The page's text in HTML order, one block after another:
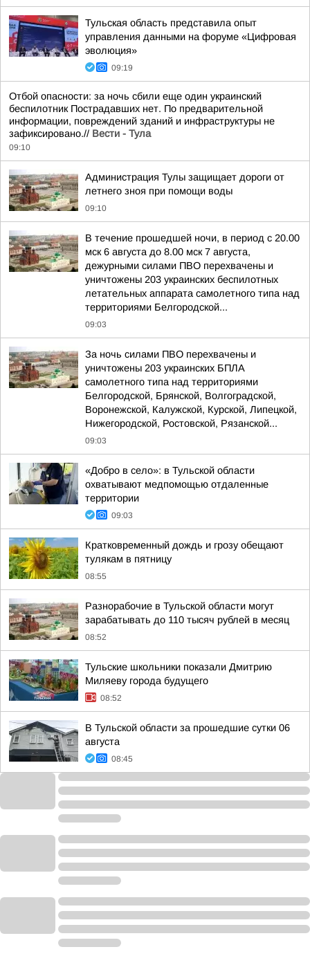
Тульская область представила опыт
управления данными на форуме «Цифровая
эволюция»
09:19
Отбой опасности: за ночь сбили еще один украинский
беспилотник Пострадавших нет. По предварительной
информации, повреждений зданий и инфраструктуры не
зафиксировано.// Вести - Тула
09:10
Администрация Тулы защищает дороги от
летнего зноя при помощи воды
09:10
В течение прошедшей ночи, в период с 20.00
мск 6 августа до 8.00 мск 7 августа,
дежурными силами ПВО перехвачены и
уничтожены 203 украинских беспилотных
летательных аппарата самолетного типа над
территориями Белгородской...
09:03
За ночь силами ПВО перехвачены и
уничтожены 203 украинских БПЛА
самолетного типа над территориями
Белгородской, Брянской, Волгоградской,
Воронежской, Калужской, Курской, Липецкой,
Нижегородской, Ростовской, Рязанской...
09:03
«Добро в село»: в Тульской области
охватывают медпомощью отдаленные
территории
09:03
Кратковременный дождь и грозу обещают
тулякам в пятницу
08:55
Разнорабочие в Тульской области могут
зарабатывать до 110 тысяч рублей в месяц
08:52
Тульские школьники показали Дмитрию
Миляеву города будущего
08:52
В Тульской области за прошедшие сутки 06
августа
08:45